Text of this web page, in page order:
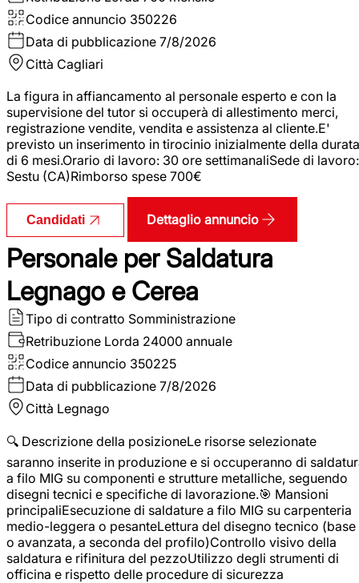
Codice annuncio 350226
Data di pubblicazione 7/8/2026
Città Cagliari
La figura in affiancamento al personale esperto e con la
supervisione del tutor si occuperà di allestimento merci,
registrazione vendite, vendita e assistenza al cliente.E'
previsto un inserimento in tirocinio inizialmente della durata
di 6 mesi.Orario di lavoro: 30 ore settimanaliSede di lavoro:
Sestu (CA)Rimborso spese 700€
Candidati Dettaglio annuncio
Personale per Saldatura
Legnago e Cerea
Tipo di contratto Somministrazione
Retribuzione Lorda 24000 annuale
Codice annuncio 350225
Data di pubblicazione 7/8/2026
Città Legnago
🔍 Descrizione della posizioneLe risorse selezionate
saranno inserite in produzione e si occuperanno di
a filo MIG su componenti e strutture metalliche, seguendo
disegni tecnici e specifiche di lavorazione.🎯 Mansioni
principaliEsecuzione di saldature a filo MIG su carpenteria
medio-leggera o pesanteLettura del disegno tecnico (base
o avanzata, a seconda del profilo)Controllo visivo della
saldatura e rifinitura del pezzoUtilizzo degli strumenti di
officina e rispetto delle procedure di sicurezza